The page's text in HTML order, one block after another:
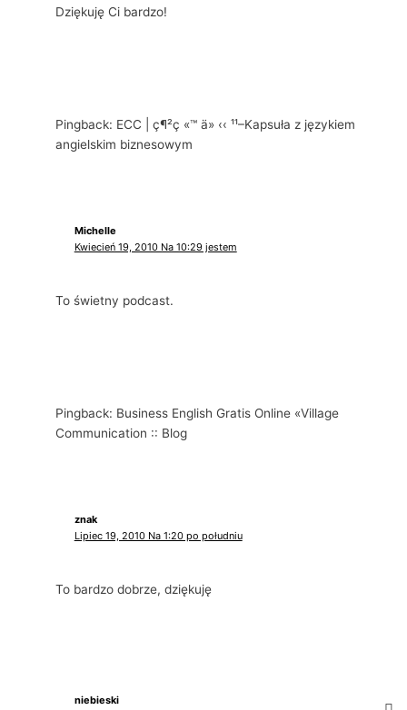
Dziękuję Ci bardzo!
Pingback: ECC | ç¶²ç «™ ä» ‹‹ ¹¹–Kapsuła z językiem
angielskim biznesowym
Michelle
Kwiecień 19, 2010 Na 10:29 jestem
To świetny podcast.
Pingback: Business English Gratis Online «Village
Communication :: Blog
znak
Lipiec 19, 2010 Na 1:20 po południu
To bardzo dobrze, dziękuję
niebieski